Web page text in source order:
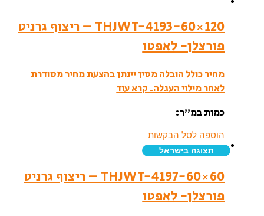
THJWT-4193-60×120 – ריצוף גרניט
פורצלן- לאפטו
מחיר כולל הובלה מסין יינתן בהצעת מחיר מסודרת
לאחר מילוי העגלה. קרא עוד
כמות במ”ר:
הוספה לסל הבקשות
תצוגה בישראל
THJWT-4197-60×60 – ריצוף גרניט
פורצלן- לאפטו